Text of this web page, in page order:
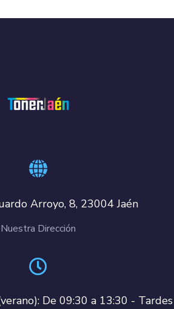
Arroyo, 8, 23004 Jaén
Nuestra Dirección
De 09:30 a 13:30 - Tardes